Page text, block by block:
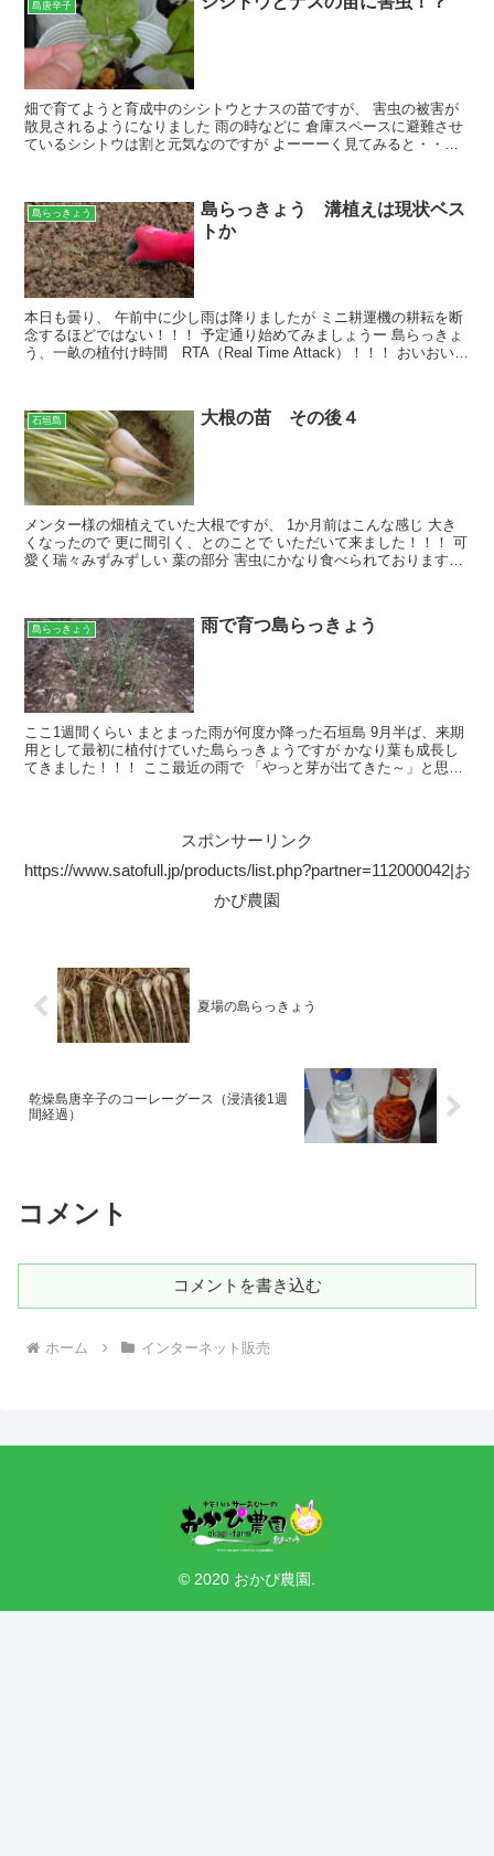
島唐辛子
畑で育てようと育成中のシシトウとナスの苗ですが、 害虫の被害が
散見されるようになりました 雨の時などに 倉庫スペースに避難させ
ているシシトウは割と元気なのですが よーーーく見てみると・・・
島らっきょう
島らっきょう 溝植えは現状ベス
トか
本日も曇り、 午前中に少し雨は降りましたが ミニ耕運機の耕耘を断
念するほどではない！！！ 予定通り始めてみましょうー 島らっきょ
う、一畝の植付け時間 RTA（Real Time Attack）！！！ おいおい、
石垣島 大根の苗 その後４
メンター様の畑植えていた大根ですが、 1か月前はこんな感じ 大き
くなったので 更に間引く、とのことで いただいて来ました！！！ 可
愛く瑞々みずみずしい 葉の部分 害虫にかなり食べられておりますね
島らっきょう 雨で育つ島らっきょう
ここ1週間くらい まとまった雨が何度か降った石垣島 9月半ば、来期
用として最初に植付けていた島らっきょうですが かなり葉も成長し
てきました！！！ ここ最近の雨で 「やっと芽が出てきた～」と思っ
スポンサーリンク
https://www.satofull.jp/products/list.php?partner=112000042|お
かぴ農園
夏場の島らっきょう
乾燥島唐辛子のコーレーグース（浸漬後1週
間経過）
コメント
コメントを書き込む
ホーム インターネット販売
© 2020 おかぴ農園.